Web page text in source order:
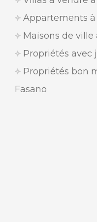
Appartements à
Maisons de ville
Propriétés avec
Propriétés bon
Fasano